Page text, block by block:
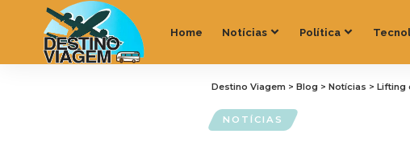
Home Notícias Política
Destino Viagem > Blog > Notícias > Lifting
NOTÍCIAS